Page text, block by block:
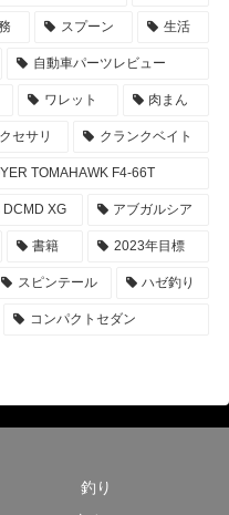
スプーン 生活
自動車パーツレビュー
ワレット 肉まん
セサリ クランクベイト
TOMAHAWK F4-66T
XG アブガルシア
書籍 2023年目標
スピンテール ハゼ釣り
コンパクトセダン
釣り